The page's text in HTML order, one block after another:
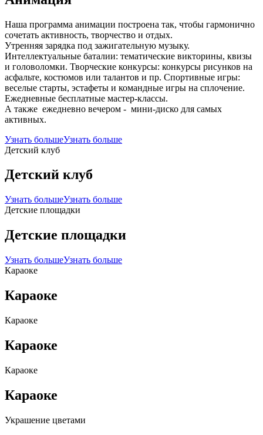
Наша программа анимации построена так, чтобы гармонично
сочетать активность, творчество и отдых.
Утренняя зарядка под зажигательную музыку.
Интеллектуальные баталии: тематические викторины, квизы
и головоломки. Творческие конкурсы: конкурсы рисунков на
асфальте, костюмов или талантов и пр. Спортивные игры:
веселые старты, эстафеты и командные игры на сплочение.
Ежедневные бесплатные мастер-классы.
А также ежедневно вечером - мини-диско для самых
активных.
Узнать большеУзнать больше
Детский клуб
Детский клуб
Узнать большеУзнать больше
Детские площадки
Детские площадки
Узнать большеУзнать больше
Караоке
Караоке
Караоке
Караоке
Караоке
Караоке
Украшение цветами